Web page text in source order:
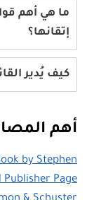
ما هي أهم
إتقانها؟
كيف يُدير
أهم
by Stephen
Publisher Page